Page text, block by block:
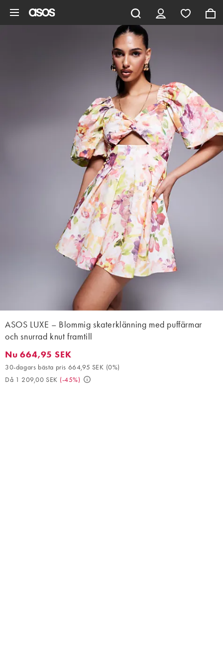
ASOS LUXE – Blommig skaterklänning med puffärmar
och snurrad knut framtill
Nu 664,95 SEK. 30-dagars bästa pris 664,95 SEK (0%). Då 1
Nu 664,95 SEK
30-dagars bästa pris 664,95 SEK (0%)
Då 1 209,00 SEK (-45%)